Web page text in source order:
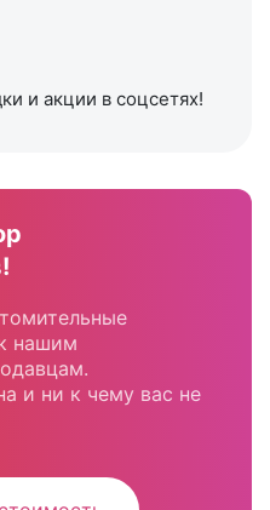
и акции в соцсетях!
нашим
и ни к чему вас не